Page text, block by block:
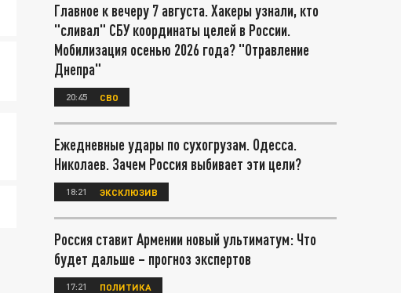
Главное к вечеру 7 августа. Хакеры узнали, кто
"сливал" СБУ координаты целей в России.
Мобилизация осенью 2026 года? "Отравление
Днепра"
20:45 СВО
Ежедневные удары по сухогрузам. Одесса.
Николаев. Зачем Россия выбивает эти цели?
18:21 ЭКСКЛЮЗИВ
Россия ставит Армении новый ультиматум: Что
будет дальше – прогноз экспертов
17:21 ПОЛИТИКА